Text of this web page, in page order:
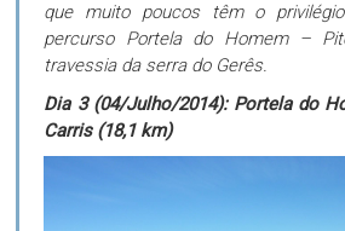
que muito poucos têm o
percurso Portela do Homem –
travessia da serra do Gerês.
Dia 3 (04/Julho/2014): Portela do
Carris (18,1 km)